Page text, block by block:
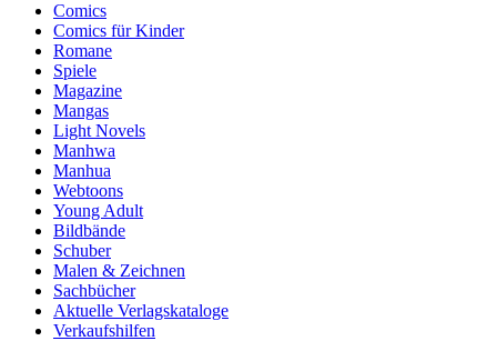
Comics
Comics für Kinder
Romane
Spiele
Magazine
Mangas
Light Novels
Manhwa
Manhua
Webtoons
Young Adult
Bildbände
Schuber
Malen & Zeichnen
Sachbücher
Aktuelle Verlagskataloge
Verkaufshilfen